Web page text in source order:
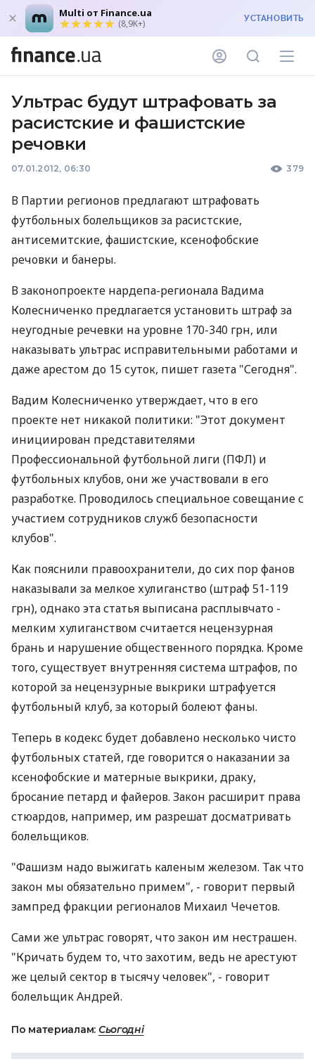
Multi от Finance.ua
(8,9K+) УСТАНОВИТЬ
Ультрас будут штрафовать за
расистские и фашистские
речовки
07.01.2012, 06:30 379
В Партии регионов предлагают штрафовать
футбольных болельщиков за расистские,
антисемитские, фашистские, ксенофобские
речовки и банеры.
В законопроекте нардепа-регионала Вадима
Колесниченко предлагается установить штраф за
неугодные речевки на уровне 170-340 грн, или
наказывать ультрас исправительными работами и
даже арестом до 15 суток, пишет газета "Сегодня".
Вадим Колесниченко утверждает, что в его
проекте нет никакой политики: "Этот документ
инициирован представителями
Профессиональной футбольной лиги (ПФЛ) и
футбольных клубов, они же участвовали в его
разработке. Проводилось специальное совещание с
участием сотрудников служб безопасности
клубов".
Как пояснили правоохранители, до сих пор фанов
наказывали за мелкое хулиганство (штраф 51-119
грн), однако эта статья выписана расплывчато -
мелким хулиганством считается нецензурная
брань и нарушение общественного порядка. Кроме
того, существует внутренняя система штрафов, по
которой за нецензурные выкрики штрафуется
футбольный клуб, за который болеют фаны.
Теперь в кодекс будет добавлено несколько чисто
футбольных статей, где говорится о наказании за
ксенофобские и матерные выкрики, драку,
бросание петард и файеров. Закон расширит права
стюардов, например, им разрешат досматривать
болельщиков.
"Фашизм надо выжигать каленым железом. Так что
закон мы обязательно примем", - говорит первый
зампред фракции регионалов Михаил Чечетов.
Сами же ультрас говорят, что закон им нестрашен.
"Кричать будем то, что захотим, ведь не арестуют
же целый сектор в тысячу человек", - говорит
болельщик Андрей.
По материалам: Сьогодні